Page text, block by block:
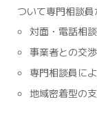
ついて専門相談員
対面・電話相
事業者との交
専門相談員に
地域密着型の